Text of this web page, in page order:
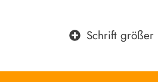
Schrift größer